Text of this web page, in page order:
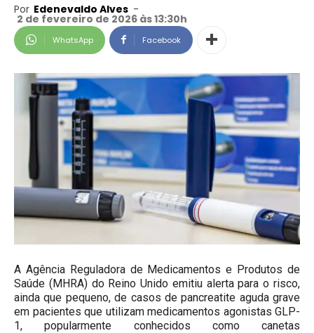
Por Edenevaldo Alves -
2 de fevereiro de 2026 às 13:30h
WhatsApp Facebook
A Agência Reguladora de Medicamentos e Produtos de
Saúde (MHRA) do Reino Unido emitiu alerta para o risco,
ainda que pequeno, de casos de pancreatite aguda grave
em pacientes que utilizam medicamentos agonistas GLP-
1, popularmente conhecidos como canetas